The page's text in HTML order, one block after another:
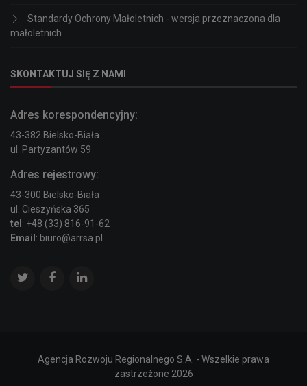
Standardy Ochrony Małoletnich - wersja przeznaczona dla
małoletnich
SKONTAKTUJ SIĘ Z NAMI
Adres korespondencyjny:
43-382 Bielsko-Biała
ul. Partyzantów 59
Adres rejestrowy:
43-300 Bielsko-Biała
ul. Cieszyńska 365
tel : +48 (33) 816-91-62
Email : biuro@arrsa.pl
Agencja Rozwoju Regionalnego S.A. - Wszelkie prawa
zastrzeżone 2026